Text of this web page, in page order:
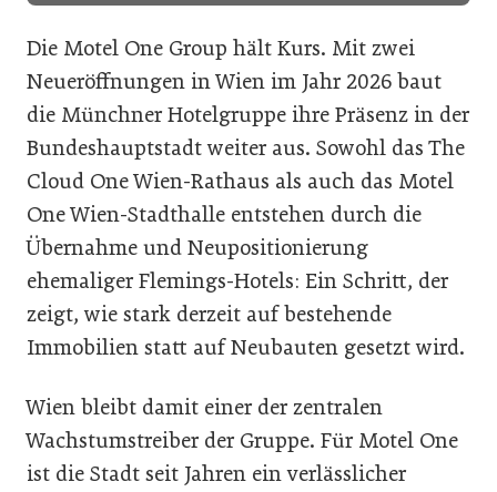
Die Motel One Group hält Kurs. Mit zwei
Neueröffnungen in Wien im Jahr 2026 baut
die Münchner Hotelgruppe ihre Präsenz in der
Bundeshauptstadt weiter aus. Sowohl das The
Cloud One Wien-Rathaus als auch das Motel
One Wien-Stadthalle entstehen durch die
Übernahme und Neupositionierung
ehemaliger Flemings-Hotels: Ein Schritt, der
zeigt, wie stark derzeit auf bestehende
Immobilien statt auf Neubauten gesetzt wird.
Wien bleibt damit einer der zentralen
Wachstumstreiber der Gruppe. Für Motel One
ist die Stadt seit Jahren ein verlässlicher